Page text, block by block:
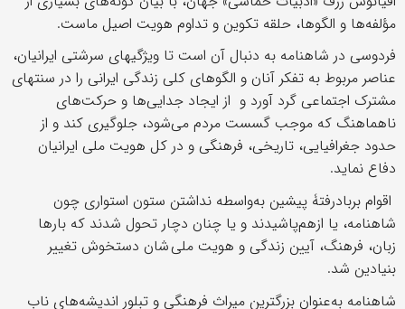
مؤلفه‌ها و الگوها، حلقه تکوین و تداوم هویت اصیل ماست.
فردوسی در شاهنامه به دنبال آن است تا ویژگی‎های سرشتی ایرانیان،
عناصر مربوط به تفکر آنان و الگوهای کلی زندگی ایرانی را در سنتهای
مشترک اجتماعی گرد آورد و از ایجاد جدایی‌ها و حرکت‌های
ناهماهنگ که موجب گسست مردم می‌شود، جلوگیری کند و از
حدود جغرافیایی، تاریخی، فرهنگی و در کل هویت ملی ایرانیان
دفاع نماید.
اقوام بربادرفتۀ پیشین به‌واسطه نداشتن ستون استواری چون
شاهنامه، یا ازهم‌پاشیدند و یا چنان دچار تحول شدند که بارها
زبان، فرهنگ، آیین زندگی و هویت ملی شان دستخوش تغییر
بنیادین شد.
شاهنامه به‌عنوان بزرگترین میراث فرهنگی و تبلور اندیشه‌های ناب